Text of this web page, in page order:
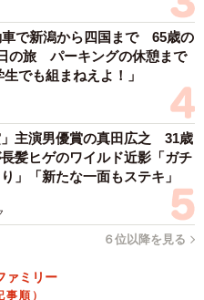
車で新潟から四国まで 65歳の
の旅 パーキングの休憩まで
でも組まねえよ！」
主演男優賞の真田広之 31歳
髪ヒゲのワイルド近影「ガチ
」「新たな一面もステキ」
６位以降を見る
ァミリー
事順）